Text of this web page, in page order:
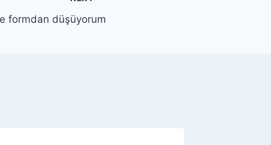
formdan düşüyorum